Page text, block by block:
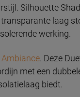
Silhouette
laag
werking.
. Deze
met een
biedt.